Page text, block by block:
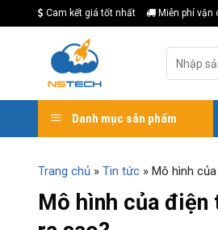
to
Cam kết giá tốt nhất Miễn phí vận
kiếm:
Danh mục sản phẩm
Trang chủ » Tin tức » Mô hình
Mô hình của điện